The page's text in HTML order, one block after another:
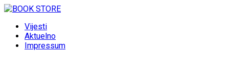
Vijesti
Aktuelno
Impressum